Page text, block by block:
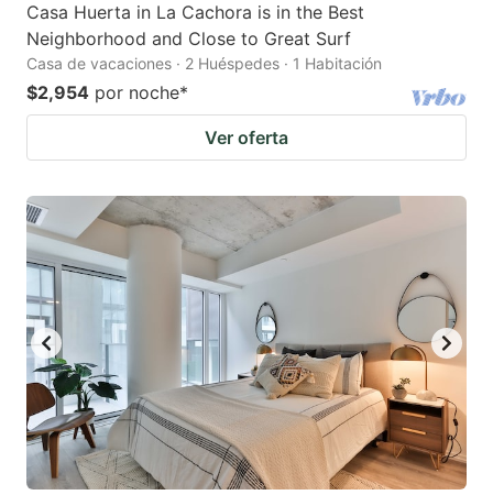
Casa Huerta in La Cachora is in the Best
Neighborhood and Close to Great Surf
Casa de vacaciones · 2 Huéspedes · 1 Habitación
$2,954 por noche*
Ver oferta